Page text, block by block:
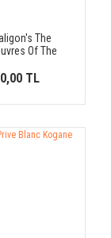
The
Of The
TL